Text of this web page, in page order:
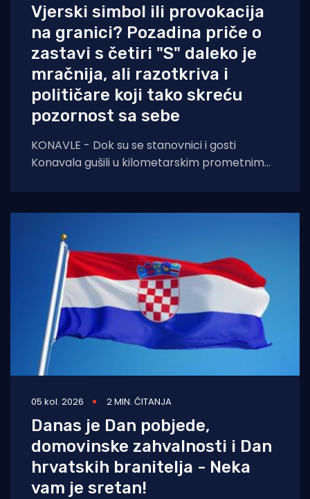
Vjerski simbol ili provokacija
na granici? Pozadina priče o
zastavi s četiri "S" daleko je
mračnija, ali razotkriva i
političare koji tako skreću
pozornost sa sebe
KONAVLE - Dok su se stanovnici i gosti
Konavala gušili u kilometarskim prometnim
05 kol. 2026 2 MIN. ČITANJA
Danas je Dan pobjede,
domovinske zahvalnosti i Dan
hrvatskih branitelja - Neka
vam je sretan!